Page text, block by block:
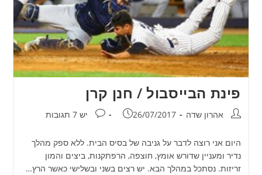
פינת הבייסבול / חנן קרן
מחבר:אהרון שדה פורסם:
26/07/2017 תגובות:
יש 7 תגובות
היום אני רוצה לדבר על גניבה של בסיס הבית. ללא ספק מהלך
נדיר ומעניין שדורש אומץ, חוצפה, הרפתקנות, ביצים והמון
זריזות. נסתכל במהלך הבא. יש רצים בשני ובשלישי כאשר הרץ…